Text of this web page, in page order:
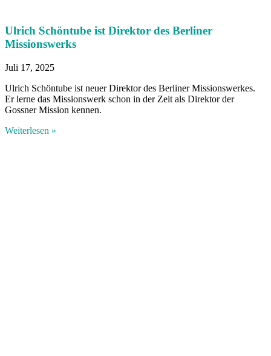
Ulrich Schöntube ist Direktor des Berliner
Missionswerks
Juli 17, 2025
Ulrich Schöntube ist neuer Direktor des Berliner Missionswerkes.
Er lerne das Missionswerk schon in der Zeit als Direktor der
Gossner Mission kennen.
Weiterlesen »